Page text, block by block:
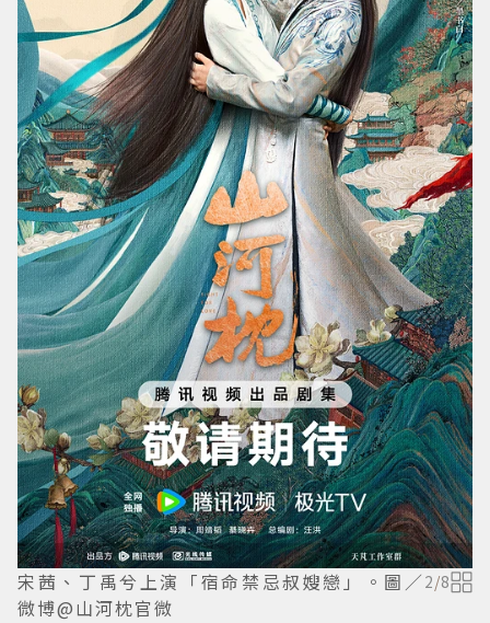
宋茜、丁禹兮上演「宿命禁忌叔嫂戀」。圖／
微博@山河枕官微
2/8